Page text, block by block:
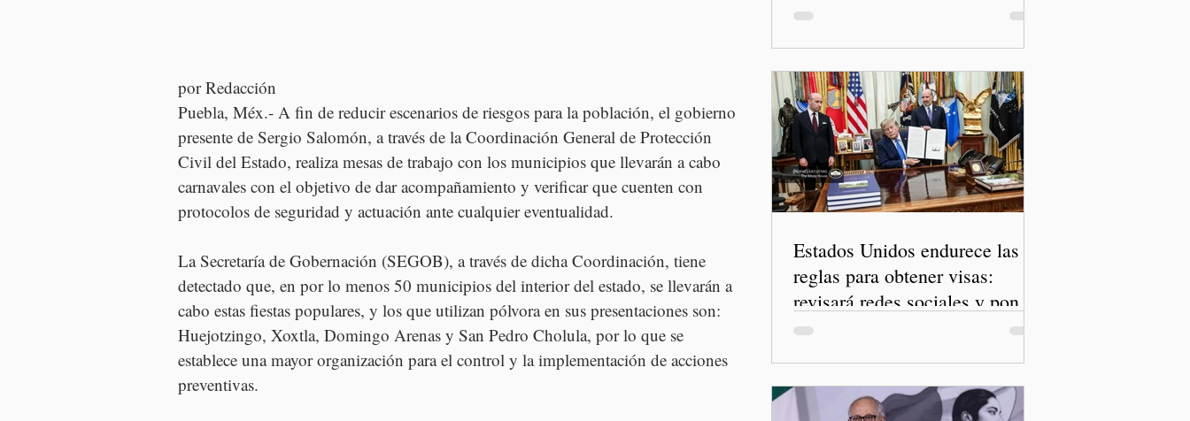
por Redacción
Puebla, Méx.- A fin de reducir escenarios de riesgos para la población, el gobierno
presente de Sergio Salomón, a través de la Coordinación General de Protección
Civil del Estado, realiza mesas de trabajo con los municipios que llevarán a cabo
carnavales con el objetivo de dar acompañamiento y verificar que cuenten con
protocolos de seguridad y actuación ante cualquier eventualidad.
La Secretaría de Gobernación (SEGOB), a través de dicha Coordinación, tiene
detectado que, en por lo menos 50 municipios del interior del estado, se llevarán a
cabo estas fiestas populares, y los que utilizan pólvora en sus presentaciones son:
Huejotzingo, Xoxtla, Domingo Arenas y San Pedro Cholula, por lo que se
establece una mayor organización para el control y la implementación de acciones
preventivas.
Estados Unidos endurece las
reglas para obtener visas:
revisará redes sociales y pone
freno al Turismo de Nacimiento